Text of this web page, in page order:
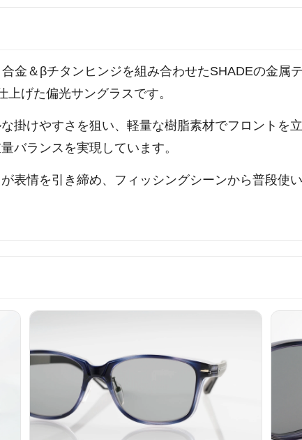
金＆βチタンヒンジを組み合わせたSHADEの金属
げた偏光サングラスです。
掛けやすさを狙い、軽量な樹脂素材でフロントを
バランスを実現しています。
表情を引き締め、フィッシングシーンから普段使